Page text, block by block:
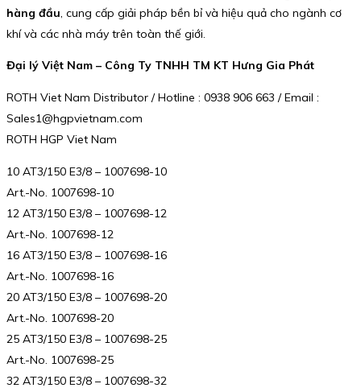
hàng đầu, cung cấp giải pháp bền bỉ và hiệu quả cho ngành cơ
khí và các nhà máy trên toàn thế giới.
Đại lý Việt Nam – Công Ty TNHH TM KT Hưng Gia Phát
ROTH Viet Nam Distributor / Hotline : 0938 906 663 / Email :
Sales1@hgpvietnam.com
ROTH HGP Viet Nam
10 AT3/150 E3/8 – 1007698-10
Art.-No. 1007698-10
12 AT3/150 E3/8 – 1007698-12
Art.-No. 1007698-12
16 AT3/150 E3/8 – 1007698-16
Art.-No. 1007698-16
20 AT3/150 E3/8 – 1007698-20
Art.-No. 1007698-20
25 AT3/150 E3/8 – 1007698-25
Art.-No. 1007698-25
32 AT3/150 E3/8 – 1007698-32